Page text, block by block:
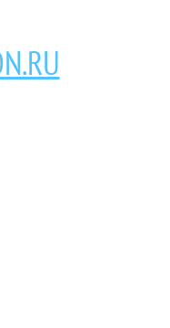
тепловые завесы, водяные